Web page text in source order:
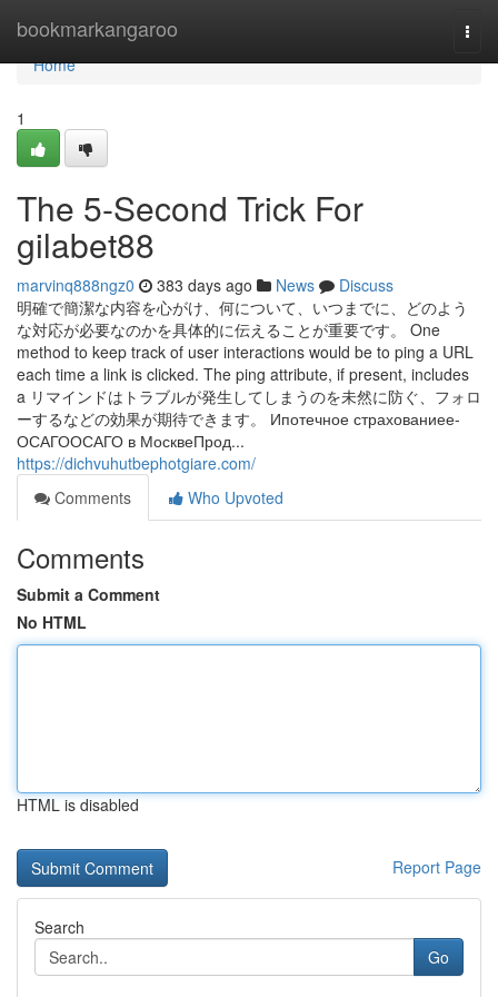
bookmarkangaroo
Home
Home
1
The 5-Second Trick For
gilabet88
marvinq888ngz0 383 days ago News
Discuss
明確で簡潔な内容を心がけ、何について、いつまでに、どのよう
な対応が必要なのかを具体的に伝えることが重要です。 One
method to keep track of user interactions would be to ping a URL
each time a link is clicked. The ping attribute, if present, includes
a リマインドはトラブルが発生してしまうのを未然に防ぐ、フォロ
ーするなどの効果が期待できます。 Ипотечное страхованиее-
ОСАГООСАГО в МосквеПрод...
https://dichvuhutbephotgiare.com/
Comments
Who Upvoted
Comments
Submit a Comment
No HTML
HTML is disabled
Report Page
Search
Go